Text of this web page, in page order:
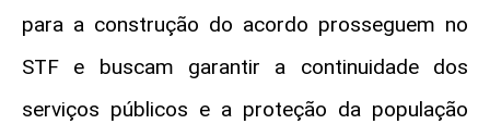
para a construção do acordo prosseguem no
STF e buscam garantir a continuidade dos
serviços públicos e a proteção da população